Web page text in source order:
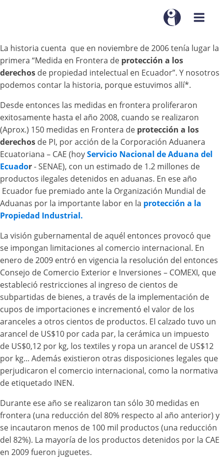
La historia cuenta que en noviembre de 2006 tenía lugar la
primera “Medida en Frontera de protección a los
derechos de propiedad intelectual en Ecuador”. Y nosotros
podemos contar la historia, porque estuvimos allí*.
Desde entonces las medidas en frontera proliferaron
exitosamente hasta el año 2008, cuando se realizaron
(Aprox.) 150 medidas en Frontera de protección a los
derechos de PI, por acción de la Corporación Aduanera
Ecuatoriana – CAE (hoyServicio Nacional de Aduana del
Ecuador- SENAE), con un estimado de 1.2 millones de
productos ilegales detenidos en aduanas. En ese año
Ecuador fue premiado ante la Organización Mundial de
Aduanas por la importante labor en la protección a la
Propiedad Industrial.
La visión gubernamental de aquél entonces provocó que
se impongan limitaciones al comercio internacional. En
enero de 2009 entró en vigencia la resolución del entonces
Consejo de Comercio Exterior e Inversiones – COMEXI, que
estableció restricciones al ingreso de cientos de
subpartidas de bienes, a través de la implementación de
cupos de importaciones e incrementó el valor de los
aranceles a otros cientos de productos. El calzado tuvo un
arancel de US$10 por cada par, la cerámica un impuesto
de US$0,12 por kg, los textiles y ropa un arancel de US$12
por kg... Además existieron otras disposiciones legales que
perjudicaron el comercio internacional, como la normativa
de etiquetado INEN.
Durante ese año se realizaron tan sólo 30 medidas en
frontera (una reducción del 80% respecto al año anterior) y
se incautaron menos de 100 mil productos (una reducción
del 82%). La mayoría de los productos detenidos por la CAE
en 2009 fueron juguetes.